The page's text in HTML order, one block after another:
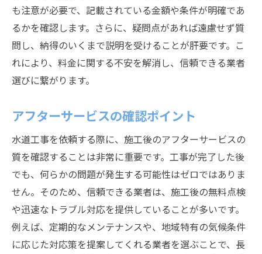
環境に優しい施工技術の紹介
気候に適応した排水システムの活用
省エネルギー技術の導入事例
最新設備を用いた効率的な施工
Q&Aで解決！静岡市の水道工事に関するよくあ
水道工事の費用はどれくらいかかるのか？
工期はどのように決まるのか？
静岡市の地震対策はどのように行われてい
るのか？
施工後の保証期間はどれくらいか？
業者選びの際に注意すべき点は？
も注意が必要で、記載されている金額や条件が明確であ
るかを確認します。さらに、疑問点があれば遠慮せず質
問し、納得のいくまで説明を受けることが肝要です。こ
れにより、料金に関する不安を解消し、信頼できる業者
選びに繋がります。
アフターサービスの確認ポイント
水道工事を依頼する際に、施工後のアフターサービスの
質を確認することは非常に重要です。工事が完了した後
でも、何らかの問題が発生する可能性はゼロではありま
せん。そのため、信頼できる業者は、施工後の無料点検
や迅速なトラブル対応を提供していることが多いです。
例えば、定期的なメンテナンスや、地域特有の気候条件
に応じた対応策を提案してくれる業者を選ぶことで、長